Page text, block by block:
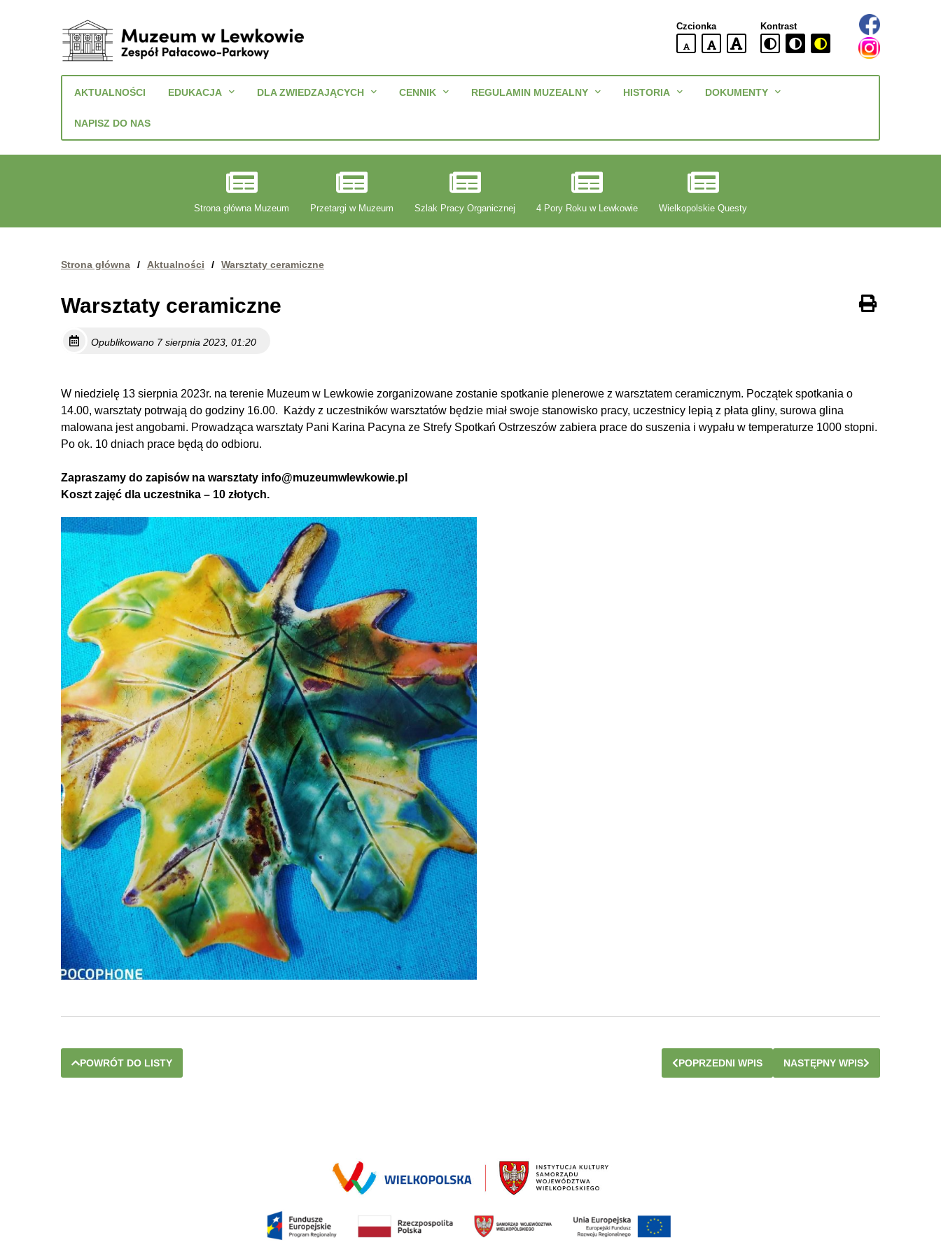
Muzeum
w
Lewkowie
Pałacowo-
Czcionka
domyślnawiększanajwiększa
czcionka
Kontrast
AKTUALNOŚCI EDUKACJA DLA ZWIEDZAJĄCYCH CENNIK REGULAMIN MUZEALNY HISTORIA DOKUMENTY
NAPISZ DO NAS
Strona główna Muzeum Przetargi w Muzeum Szlak Pracy Organicznej 4 Pory Roku w Lewkowie Wielkopolskie Questy
Strona główna / Aktualności / Warsztaty ceramiczne
Warsztaty ceramiczne Drukuj
Opublikowano 7 sierpnia 2023, 01:20
W niedzielę 13 sierpnia 2023r. na terenie Muzeum w Lewkowie zorganizowane zostanie spotkanie plenerowe z warsztatem ceramicznym. Początek spotkania o
14.00, warsztaty potrwają do godziny 16.00. Każdy z uczestników warsztatów będzie miał swoje stanowisko pracy, uczestnicy lepią z płata gliny, surowa glina
malowana jest angobami. Prowadząca warsztaty Pani Karina Pacyna ze Strefy Spotkań Ostrzeszów zabiera prace do suszenia i wypału w temperaturze 1000 stopni.
Po ok. 10 dniach prace będą do odbioru.
Zapraszamy do zapisów na warsztaty info@muzeumwlewkowie.pl
Koszt zajęć dla uczestnika – 10 złotych.
POWRÓT DO LISTY POPRZEDNI WPIS NASTĘPNY WPIS